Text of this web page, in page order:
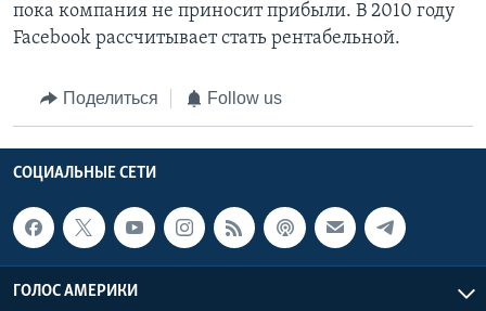
пока компания не приносит прибыли. В 2010 году
Facebook рассчитывает стать рентабельной.
Поделиться Follow us
СОЦИАЛЬНЫЕ СЕТИ
ГОЛОС АМЕРИКИ